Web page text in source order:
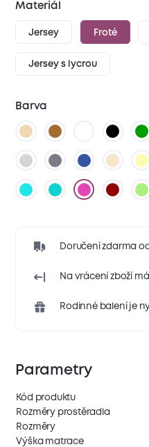
Materiál
Jersey Froté
Jersey s lycrou
Barva
Doručení zdarma od
Na vrácení zboží
Rodinné balení je
Parametry
Kód produktu
Rozměry prostěradla
Rozměry
Výška matrace